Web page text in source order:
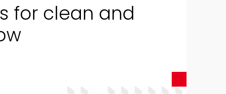
for clean and